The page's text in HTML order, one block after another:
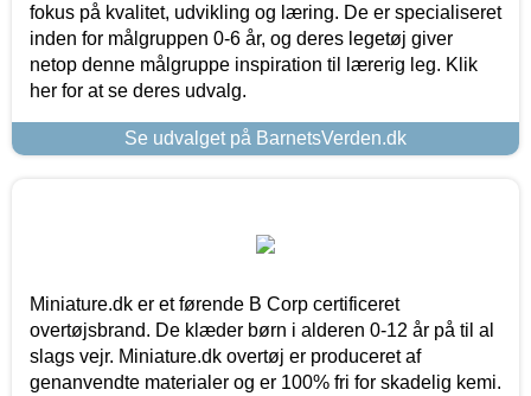
fokus på kvalitet, udvikling og læring. De er specialiseret
inden for målgruppen 0-6 år, og deres legetøj giver
netop denne målgruppe inspiration til lærerig leg. Klik
her for at se deres udvalg.
Se udvalget på BarnetsVerden.dk
Miniature.dk er et førende B Corp certificeret
overtøjsbrand. De klæder børn i alderen 0-12 år på til al
slags vejr. Miniature.dk overtøj er produceret af
genanvendte materialer og er 100% fri for skadelig kemi.